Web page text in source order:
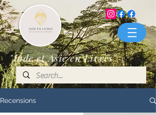
"Inde et Asie en Livres"
Recensions